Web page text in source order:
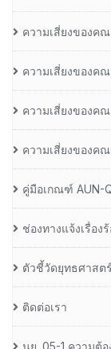
ความเสี่ยงของค
ความเสี่ยงของค
ความเสี่ยงของค
ความเสี่ยงของค
คู่มือเกณฑ์ AUN-
ช่องทางแจ้งเรื่อง
ตัวชี้วัดยุทธศาสต
ติดต่อเรา
นย. 05-1 ความต้